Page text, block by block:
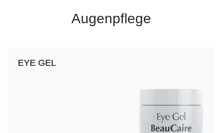
Augenpflege
EYE GEL